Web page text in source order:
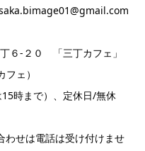
６-２０ 「三丁カフェ」
フェ）
時まで）、定休日/無休
せは電話は受け付けませ